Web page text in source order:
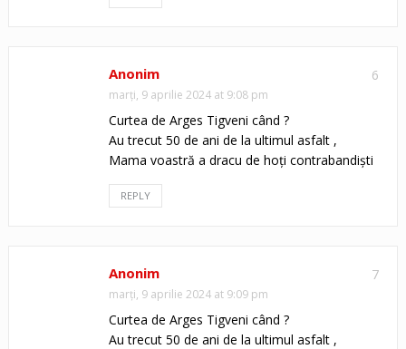
6
Anonim
marți, 9 aprilie 2024 at 9:08 pm
Curtea de Arges Tigveni când ?
Au trecut 50 de ani de la ultimul asfalt ,
Mama voastră a dracu de hoți contrabandiști
REPLY
7
Anonim
marți, 9 aprilie 2024 at 9:09 pm
Curtea de Arges Tigveni când ?
Au trecut 50 de ani de la ultimul asfalt ,